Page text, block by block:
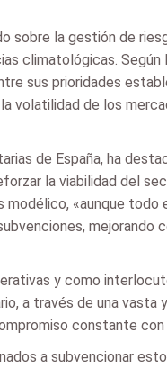
sobre la gestión de
climatológicas. Según
sus prioridades
volatilidad de los
de España, ha
la viabilidad del
«aunque todo
mejorando
y como
a través de una vasta
constante
a subvencionar